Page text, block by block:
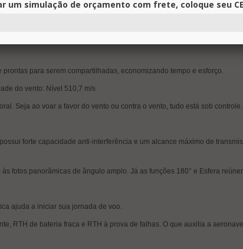
para serem compartilhadas, economizando tempo e esforço.
do vento: Nível 510,7 m/s
Seja ao voar a favor do vento ou contra o vento, tudo está sob controle.
forte capacidade anti-interferência e um alcance máximo de
fotos panorâmicas de ângulo amplo. Já as funções 180° e Esfera
ajuda a iniciar sua jornada de voo.
RTH de bateria fraca e RTH à prova de falhas. O que auxilia a
um simulação de orçamento com frete, coloque seu